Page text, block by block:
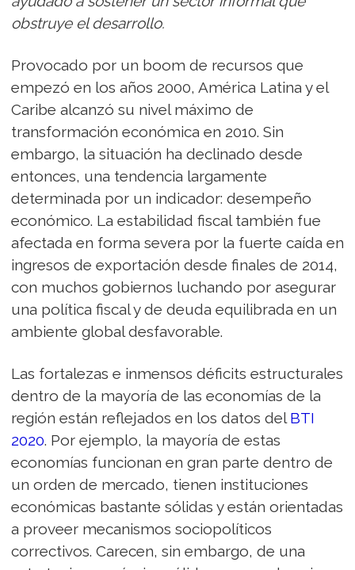
obstruye el desarrollo.
Provocado por un boom de recursos que
empezó en los años 2000, América Latina y el
Caribe alcanzó su nivel máximo de
transformación económica en 2010. Sin
embargo, la situación ha declinado desde
entonces, una tendencia largamente
determinada por un indicador: desempeño
económico. La estabilidad fiscal también fue
afectada en forma severa por la fuerte caída en
ingresos de exportación desde finales de 2014,
con muchos gobiernos luchando por asegurar
una política fiscal y de deuda equilibrada en un
ambiente global desfavorable.
Las fortalezas e inmensos déficits estructurales
dentro de la mayoría de las economías de la
región están reflejados en los datos del BTI
2020. Por ejemplo, la mayoría de estas
economías funcionan en gran parte dentro de
un orden de mercado, tienen instituciones
económicas bastante sólidas y están orientadas
a proveer mecanismos sociopolíticos
correctivos. Carecen, sin embargo, de una